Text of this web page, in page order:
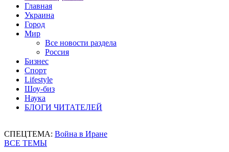
Главная
Украина
Город
Мир
Все новости раздела
Россия
Бизнес
Спорт
Lifestyle
Шоу-биз
Наука
БЛОГИ ЧИТАТЕЛЕЙ
СПЕЦТЕМА: Война в Иране
ВСЕ ТЕМЫ